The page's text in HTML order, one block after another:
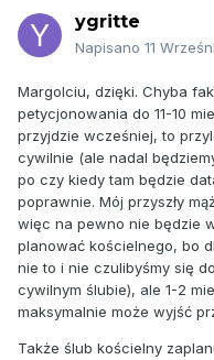
ygritte
Napisano 11
Margolciu, dzięki. Chyba
petycjonowania do 11-10
przyjdzie wcześniej, to
cywilnie (ale nadal
po czy kiedy tam będzie
poprawnie. Mój przyszły
więc na pewno nie będzie
planować kościelnego, bo
nie to i nie czulibyśmy się
cywilnym ślubie), ale 1-2
maksymalnie może wyjść
Także ślub kościelny